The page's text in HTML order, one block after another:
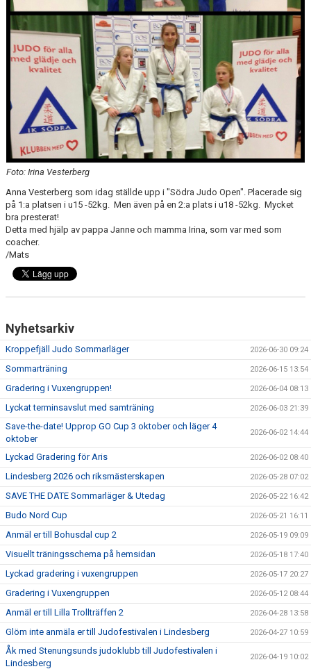
Foto: Irina Vesterberg
Anna Vesterberg som idag ställde upp i "Södra Judo Open". Placerade sig
på 1:a platsen i u15 -52kg. Men även på en 2:a plats i u18 -52kg. Mycket
bra presterat!
Detta med hjälp av pappa Janne och mamma Irina, som var med som
coacher.
/Mats
Nyhetsarkiv
Kroppefjäll Judo Sommarläger 2026-06-30 09:24
Sommarträning 2026-06-15 13:54
Gradering i Vuxengruppen! 2026-06-04 08:13
Lyckat terminsavslut med samträning 2026-06-03 21:39
Save-the-date! Upprop GO Cup 3 oktober och läger 4
oktober
2026-06-02 14:44
Lyckad Gradering för Aris 2026-06-02 08:40
Lindesberg 2026 och riksmästerskapen 2026-05-28 07:02
SAVE THE DATE Sommarläger & Utedag 2026-05-22 16:42
Budo Nord Cup 2026-05-21 16:11
Anmäl er till Bohusdal cup 2 2026-05-19 09:09
Visuellt träningsschema på hemsidan 2026-05-18 17:40
Lyckad gradering i vuxengruppen 2026-05-17 20:27
Gradering i Vuxengruppen 2026-05-12 08:44
Anmäl er till Lilla Trollträffen 2 2026-04-28 13:58
Glöm inte anmäla er till Judofestivalen i Lindesberg 2026-04-27 10:59
Åk med Stenungsunds judoklubb till Judofestivalen i
Lindesberg
2026-04-19 10:02